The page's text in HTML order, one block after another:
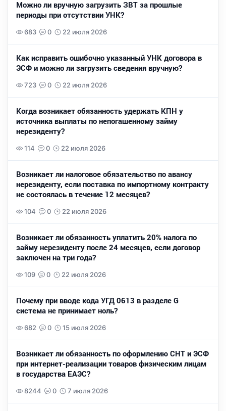
Можно ли вручную загрузить ЗВТ за прошлые
периоды при отсутствии УНК?
683 0 22 июля 2026
Как исправить ошибочно указанный УНК договора в
ЭСФ и можно ли загрузить сведения вручную?
723 0 22 июля 2026
Когда возникает обязанность удержать КПН у
источника выплаты по непогашенному займу
нерезиденту?
114 0 22 июля 2026
Возникает ли налоговое обязательство по авансу
нерезиденту, если поставка по импортному контракту
не состоялась в течение 12 месяцев?
104 0 22 июля 2026
Возникает ли обязанность уплатить 20% налога по
займу нерезиденту после 24 месяцев, если договор
заключен на три года?
109 0 22 июля 2026
Почему при вводе кода УГД 0613 в разделе G
система не принимает ноль?
682 0 15 июля 2026
Возникает ли обязанность по оформлению СНТ и ЭСФ
при интернет-реализации товаров физическим лицам
в государства ЕАЭС?
8244 0 7 июля 2026